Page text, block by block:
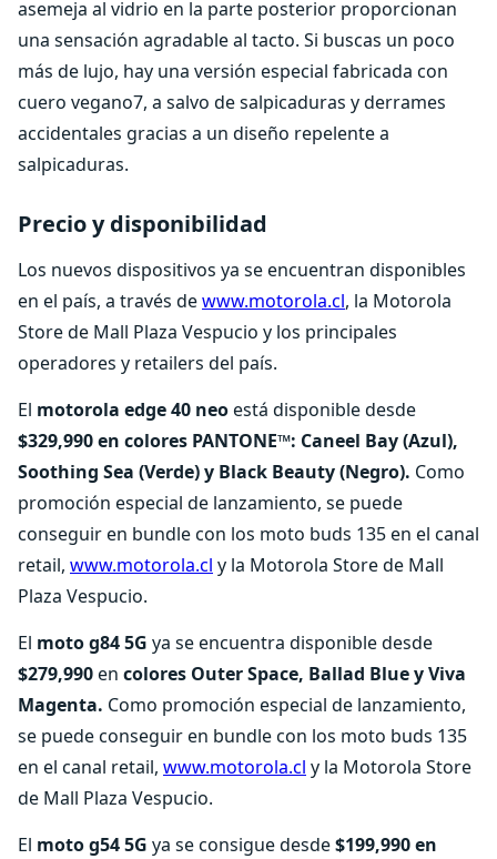
asemeja al vidrio en la parte posterior proporcionan
una sensación agradable al tacto. Si buscas un poco
más de lujo, hay una versión especial fabricada con
cuero vegano7, a salvo de salpicaduras y derrames
accidentales gracias a un diseño repelente a
salpicaduras.
Precio y disponibilidad
Los nuevos dispositivos ya se encuentran disponibles
en el país, a través dewww.motorola.cl, la Motorola
Store de Mall Plaza Vespucio y los principales
operadores y retailers del país.
El motorola edge 40 neoestá disponible desde
$329,990 en colores PANTONE™: Caneel Bay (Azul),
Soothing Sea (Verde) y Black Beauty (Negro). Como
promoción especial de lanzamiento, se puede
conseguir en bundle con los moto buds 135 en el canal
retail, www.motorola.cl y la Motorola Store de Mall
Plaza Vespucio.
El moto g84 5G ya se encuentra disponible desde
$279,990en colores Outer Space, Ballad Blue y Viva
Magenta. Como promoción especial de lanzamiento,
se puede conseguir en bundle con los moto buds 135
en el canal retail, www.motorola.cl y la Motorola Store
de Mall Plaza Vespucio.
El moto g54 5G ya se consigue desde$199,990 en